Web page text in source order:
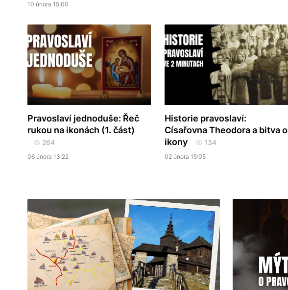
10 února 15:00
Pravoslaví jednoduše: Řeč
rukou na ikonách (1. část)
264
06 února 13:22
Historie pravoslaví:
Císařovna Theodora a bitva o
ikony
134
02 února 15:05